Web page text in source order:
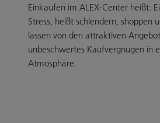
Einkaufen im ALEX-Center heißt:
Stress, heißt schlendern, shoppen
lassen von den attraktiven
unbeschwertes Kaufvergnügen in
Atmosphäre.